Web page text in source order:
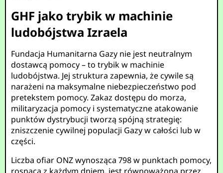
GHF jako trybik w machinie
ludobójstwa Izraela
Fundacja Humanitarna Gazy nie jest neutralnym
dostawcą pomocy – to trybik w machinie
ludobójstwa. Jej struktura zapewnia, że cywile są
narażeni na maksymalne niebezpieczeństwo pod
pretekstem pomocy. Zakaz dostępu do morza,
militaryzacja pomocy i systematyczne atakowanie
punktów dystrybucji tworzą spójną strategię:
zniszczenie cywilnej populacji Gazy w całości lub w
części.
Liczba ofiar ONZ wynosząca 798 w punktach pomocy,